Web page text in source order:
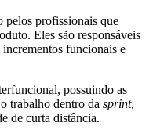
pelos profissionais que
Eles são responsáveis
incrementos funcionais e
possuindo as
trabalho dentro da sprint,
de curta distância.